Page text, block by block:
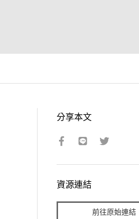
分享本文
資源連結
前往原始連結